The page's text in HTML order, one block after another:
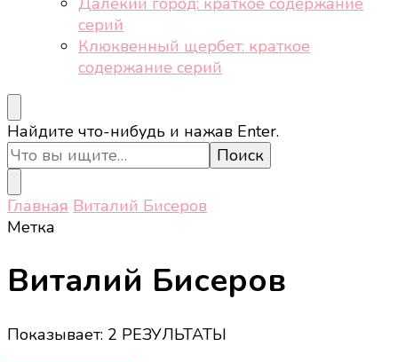
серий
Клюквенный щербет: краткое
содержание серий
Ищите
что-
то?
Найдите что-нибудь и нажав Enter.
Главная Виталий Бисеров
Метка
Виталий Бисеров
Показывает: 2 РЕЗУЛЬТАТЫ